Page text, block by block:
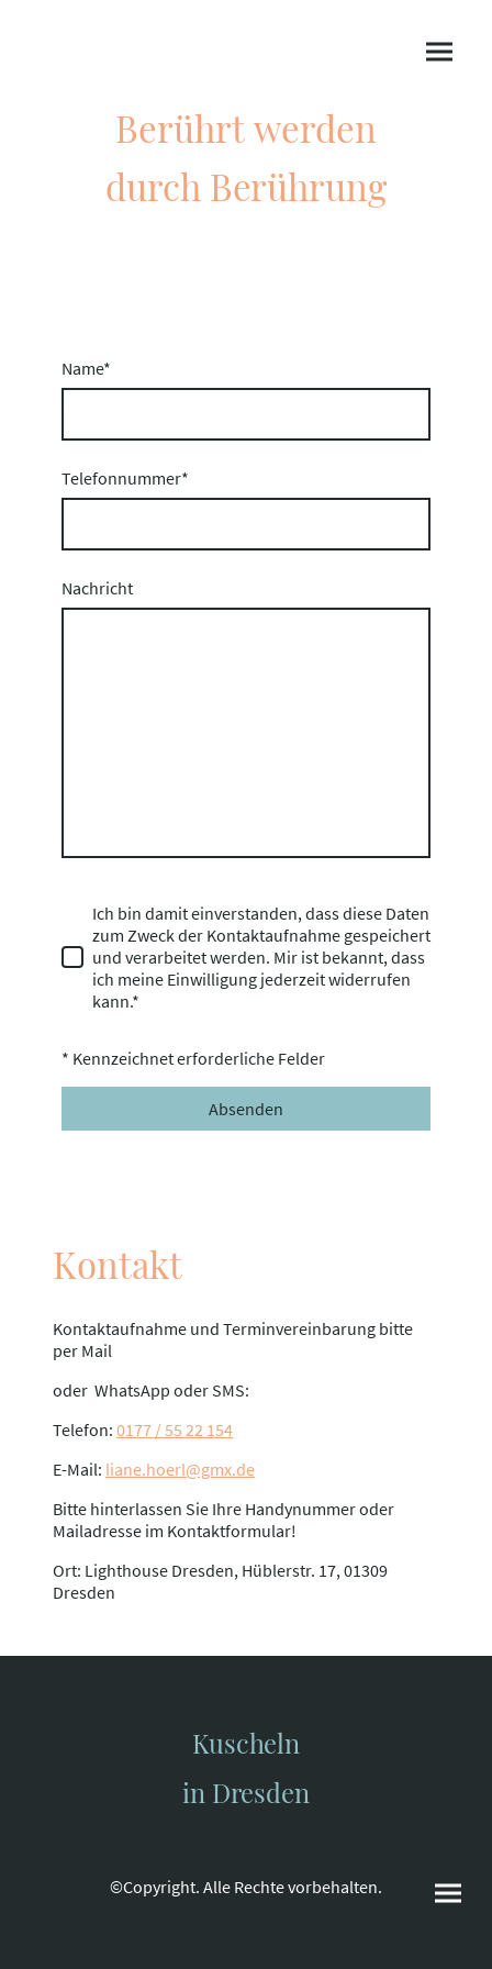
Berührt werden
durch Berührung
Name*
Telefonnummer*
Nachricht
Ich bin damit einverstanden, dass diese Daten
zum Zweck der Kontaktaufnahme gespeichert
und verarbeitet werden. Mir ist bekannt, dass
ich meine Einwilligung jederzeit widerrufen
kann.*
* Kennzeichnet erforderliche Felder
Absenden
Kontakt
Kontaktaufnahme und Terminvereinbarung bitte
per Mail
oder WhatsApp oder SMS:
Telefon: 0177 / 55 22 154
E-Mail: liane.hoerl@gmx.de
Bitte hinterlassen Sie Ihre Handynummer oder
Mailadresse im Kontaktformular!
Ort: Lighthouse Dresden, Hüblerstr. 17, 01309
Dresden
Kuscheln
in Dresden
©Copyright. Alle Rechte vorbehalten.